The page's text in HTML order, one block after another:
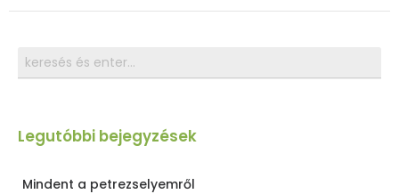
Legutóbbi bejegyzések
Mindent a petrezselyemről